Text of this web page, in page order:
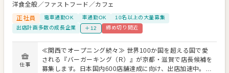
洋食全般／ファストフード／カフェ
正社員
電車通勤OK 車通勤OK
10名以上の大量募集
出店計画多数の成長企業
＋12 締め切り間近
仕事
≪関西でオープニング続々≫ 世界100か国を超える国で愛
される『バーガーキング（R）』が京都・滋賀で店長候補を
募集します。日本国内600店舗達成に向け、出店加速中。丁